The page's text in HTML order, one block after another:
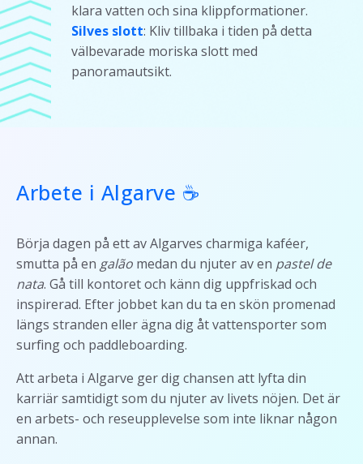
klara vatten och sina klippformationer.
Silves slott: Kliv tillbaka i tiden på detta
välbevarade moriska slott med
panoramautsikt.
Arbete i Algarve ☕
Börja dagen på ett av Algarves charmiga kaféer,
smutta på en galão medan du njuter av en pastel de
nata. Gå till kontoret och känn dig uppfriskad och
inspirerad. Efter jobbet kan du ta en skön promenad
längs stranden eller ägna dig åt vattensporter som
surfing och paddleboarding.
Att arbeta i Algarve ger dig chansen att lyfta din
karriär samtidigt som du njuter av livets nöjen. Det är
en arbets- och reseupplevelse som inte liknar någon
annan.